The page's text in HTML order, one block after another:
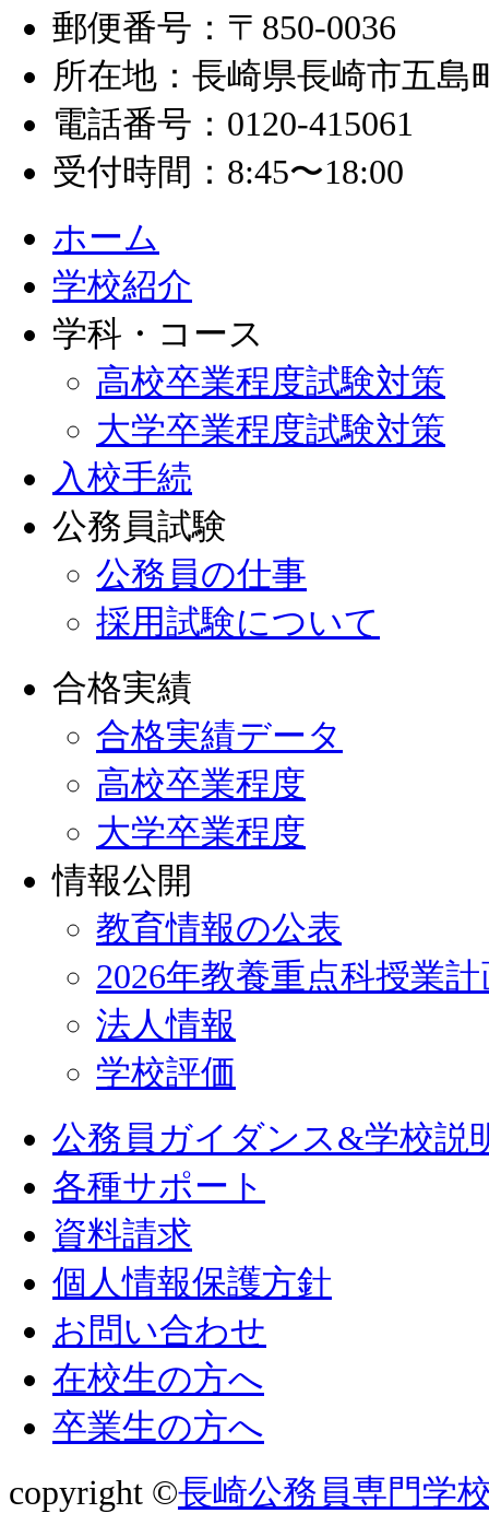
郵便番号：〒850-0036
所在地：長崎県長崎市五島
電話番号：0120-415061
受付時間：8:45〜18:00
ホーム
学校紹介
学科・コース
高校卒業程度試験対策
大学卒業程度試験対策
入校手続
公務員試験
公務員の仕事
採用試験について
合格実績
合格実績データ
高校卒業程度
大学卒業程度
情報公開
教育情報の公表
2026年教養重点科授業
法人情報
学校評価
公務員ガイダンス&学校説
各種サポート
資料請求
個人情報保護方針
お問い合わせ
在校生の方へ
卒業生の方へ
copyright ©長崎公務員専門学